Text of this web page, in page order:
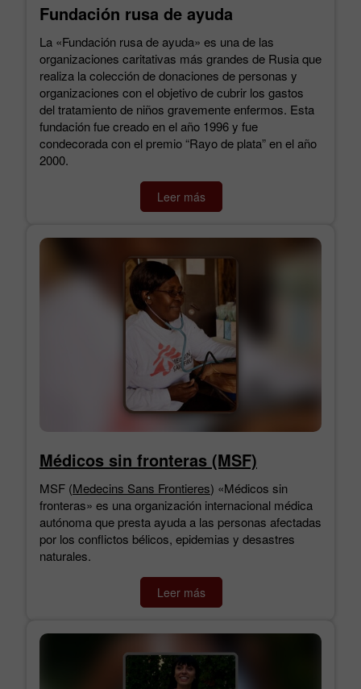
Fundación rusa de ayuda
La «Fundación rusa de ayuda» es una de las
organizaciones caritativas más grandes de Rusia que
realiza la colección de donaciones de personas y
organizaciones con el objetivo de cubrir los gastos
del tratamiento de niños gravemente enfermos. Esta
fundación fue creado en el año 1996 y fue
condecorada con el premio “Rayo de plata” en el año
2000.
Leer más
Médicos sin fronteras (MSF)
MSF (Medecins Sans Frontieres) «Médicos sin
fronteras» es una organización internacional médica
autónoma que presta ayuda a las personas afectadas
por los conflictos bélicos, epidemias y desastres
naturales.
Leer más